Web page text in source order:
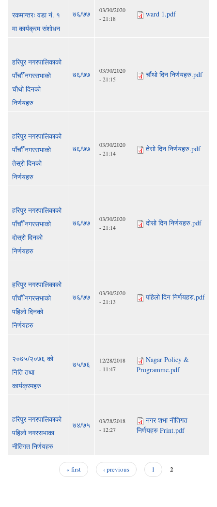
रकमान्तरः वडा नं. १
मा कार्यक्रम संशोधन
७६/७७
03/30/2020
- 21:18
ward 1.pdf
हरिपुर नगरपालिकाको
पाँचौँ नगरसभाको
चौथो दिनको
निर्णयहरु
७६/७७
03/30/2020
- 21:15
चौंथो दिन निर्णयहरु.pdf
हरिपुर नगरपालिकाको
पाँचौँ नगरसभाको
तेस्रो दिनको
निर्णयहरु
७६/७७
03/30/2020
- 21:14
तेसो दिन निर्णयहरु.pdf
हरिपुर नगरपालिकाको
पाँचौँ नगरसभाको
दोस्रो दिनको
निर्णयहरु
७६/७७
03/30/2020
- 21:14
दोसो दिन निर्णयहरु.pdf
हरिपुर नगरपालिकाको
पाँचौँ नगरसभाको
पहिलो दिनको
निर्णयहरु
७६/७७
03/30/2020
- 21:13
पहिलो दिन निर्णयहरु.pdf
२०७५/२०७६ को
निति तथा
कार्यक्रमहरु
७५/७६
12/28/2018
- 11:47
Nagar Policy &
Programme.pdf
हरिपुर नगरपालिकाको
पहिलो नगरसभाका
नीतिगत निर्णयहरु
७४/७५
03/28/2018
- 12:27
नगर शभा नीतिगत
निर्णयहरु Print.pdf
« first ‹ previous 1 2